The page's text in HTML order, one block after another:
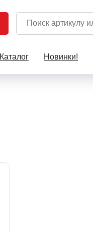
Каталог Новинки!